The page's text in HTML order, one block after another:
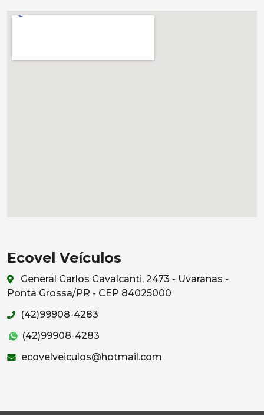
Ecovel Veículos
General Carlos Cavalcanti, 2473 - Uvaranas -
Ponta Grossa/PR - CEP 84025000
(42)99908-4283
(42)99908-4283
ecovelveiculos@hotmail.com